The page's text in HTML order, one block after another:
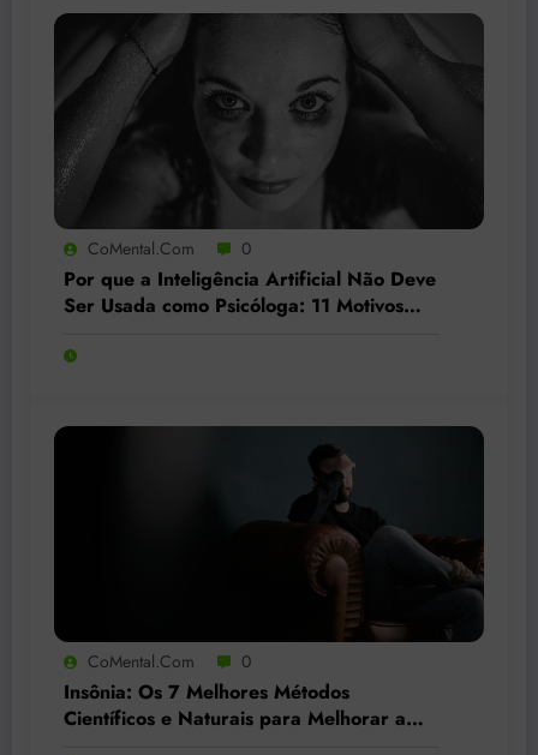
CoMental.com 0
Por que a Inteligência Artificial Não Deve
Ser Usada como Psicóloga: 11 Motivos
CoMental.com 0
Insônia: Os 7 Melhores Métodos
Científicos e Naturais para Melhorar a